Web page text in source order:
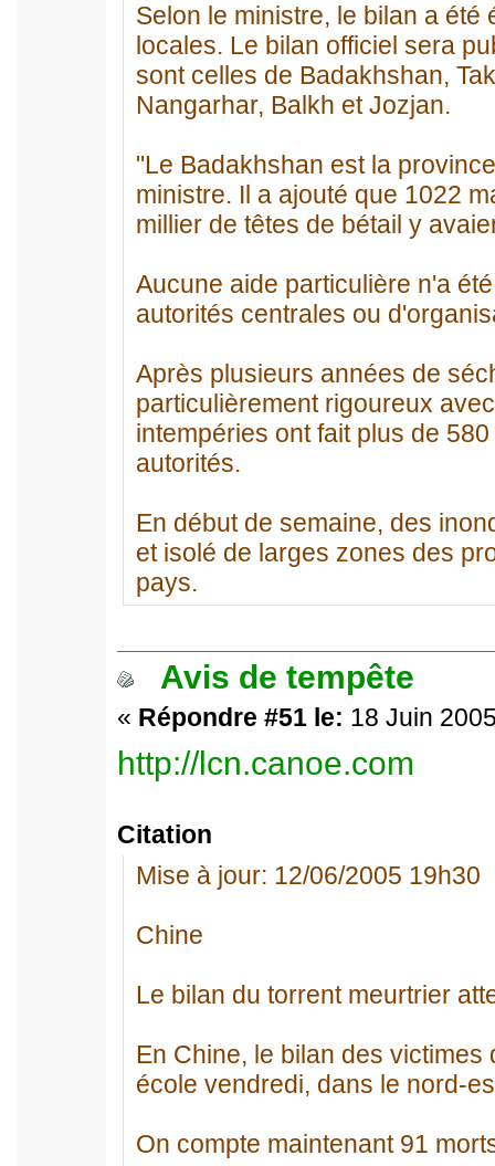
Selon le ministre, le bilan a
locales. Le bilan officiel sera
sont celles de Badakhshan,
Nangarhar, Balkh et Jozjan.
"Le Badakhshan est la
ministre. Il a ajouté que 1022
millier de têtes de bétail y
Aucune aide particulière n'a
autorités centrales ou
Après plusieurs années de
particulièrement rigoureux
intempéries ont fait plus de
autorités.
En début de semaine, des
et isolé de larges zones des
pays.
Avis de tempête
« Répondre #51 le: 18 Juin
http://lcn.canoe.com
Citation
Mise à jour: 12/06/2005 19h30
Chine
Le bilan du torrent meurtrier
En Chine, le bilan des
école vendredi, dans le nord-
On compte maintenant 91